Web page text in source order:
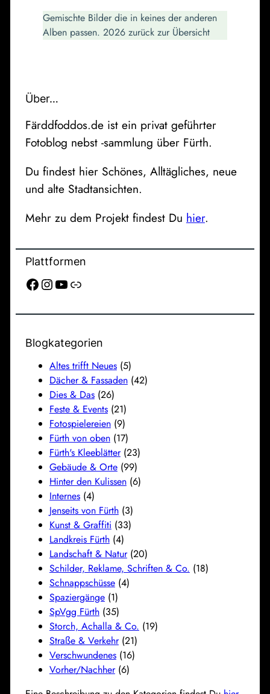
Gemischte Bilder die in keines der anderen
Alben passen. 2026 zurück zur Übersicht
Über…
Färddfoddos.de ist ein privat geführter
Fotoblog nebst -sammlung über Fürth.
Du findest hier Schönes, Alltägliches, neue
und alte Stadtansichten.
Mehr zu dem Projekt findest Du hier.
Plattformen
Facebook Instagram YouTube Link
Blogkategorien
Altes trifft Neues(5)
Dächer & Fassaden(42)
Dies & Das(26)
Feste & Events(21)
Fotospielereien(9)
Fürth von oben(17)
Fürth's Kleeblätter(23)
Gebäude & Orte(99)
Hinter den Kulissen(6)
Internes(4)
Jenseits von Fürth(3)
Kunst & Graffiti (33)
Landkreis Fürth(4)
Landschaft & Natur(20)
Schilder, Reklame, Schriften & Co. (18)
Schnappschüsse(4)
Spaziergänge(1)
SpVgg Fürth(35)
Storch, Achalla & Co. (19)
Straße & Verkehr(21)
Verschwundenes(16)
Vorher/Nachher(6)